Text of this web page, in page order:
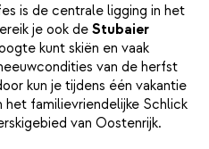
is de centrale ligging in het
je ook de Stubaier
kunt skiën en vaak
van de herfst
kun je tijdens één vakantie
het familievriendelijke Schlick
van Oostenrijk.